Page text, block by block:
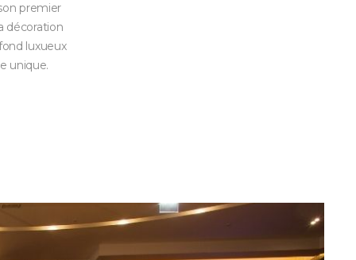
premier
décoration
luxueux
unique.